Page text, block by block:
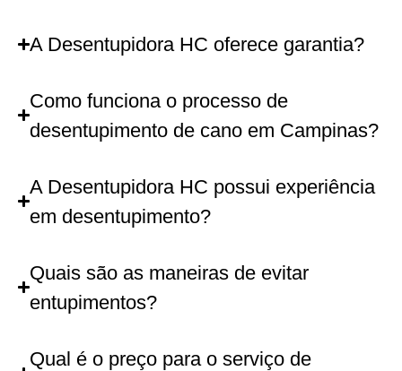
A Desentupidora HC oferece garantia?
Como funciona o processo de
desentupimento de cano em Campinas?
A Desentupidora HC possui experiência
em desentupimento?
Quais são as maneiras de evitar
entupimentos?
Qual é o preço para o serviço de